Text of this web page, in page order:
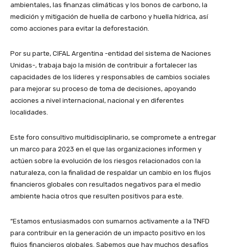
ambientales, las finanzas climáticas y los bonos de carbono, la
medición y mitigación de huella de carbono y huella hídrica, así
como acciones para evitar la deforestación.
Por su parte, CIFAL Argentina -entidad del sistema de Naciones
Unidas-, trabaja bajo la misión de contribuir a fortalecer las
capacidades de los líderes y responsables de cambios sociales
para mejorar su proceso de toma de decisiones, apoyando
acciones a nivel internacional, nacional y en diferentes
localidades.
Este foro consultivo multidisciplinario, se compromete a entregar
un marco para 2023 en el que las organizaciones informen y
actúen sobre la evolución de los riesgos relacionados con la
naturaleza, con la finalidad de respaldar un cambio en los flujos
financieros globales con resultados negativos para el medio
ambiente hacia otros que resulten positivos para este.
“Estamos entusiasmados con sumarnos activamente a la TNFD
para contribuir en la generación de un impacto positivo en los
flujos financieros globales. Sabemos que hay muchos desafíos